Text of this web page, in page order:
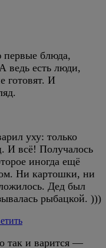
блюда,
ведь есть люди,
готовят. И
уху: только
И всё! Получалось
иногда ещё
Ни картошки, ни
Дед был
рыбацкой. )))
так и варится —